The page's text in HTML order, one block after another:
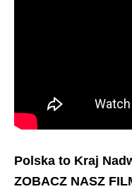
Polska to Kraj
ZOBACZ NASZ